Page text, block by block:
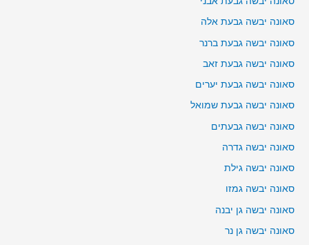
סאונה יבשה גבעת אלה
סאונה יבשה גבעת ברנר
סאונה יבשה גבעת זאב
סאונה יבשה גבעת יערים
סאונה יבשה גבעת שמואל
סאונה יבשה גבעתים
סאונה יבשה גדרה
סאונה יבשה גילת
סאונה יבשה גמזו
סאונה יבשה גן יבנה
סאונה יבשה גן נר